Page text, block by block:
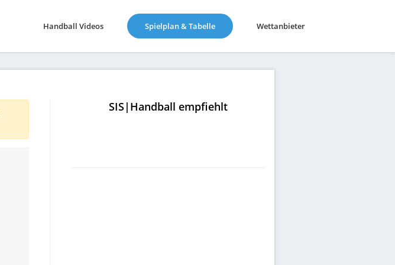
Handball Videos Spielplan & Tabelle(current) Wettanbieter
SIS|Handball empfiehlt